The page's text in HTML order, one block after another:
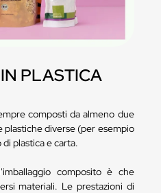
PLASTICA
composti da almeno due
diverse (per esempio
plastica e carta.
composito è che
materiali. Le prestazioni di